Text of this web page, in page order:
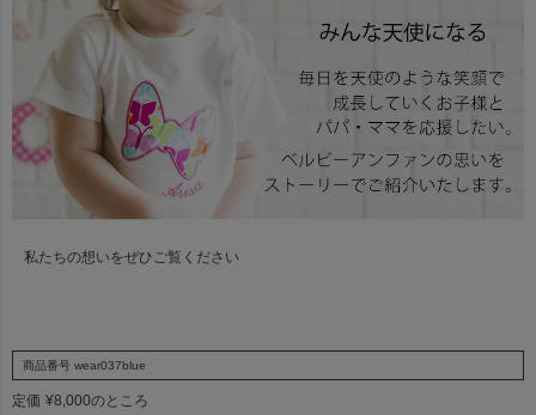
私たちの想いをぜひご覧ください
商品番号 wear037blue
定価 ¥8,000のところ